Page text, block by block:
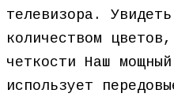
телевизора.
количеством
четкости Наш
использует